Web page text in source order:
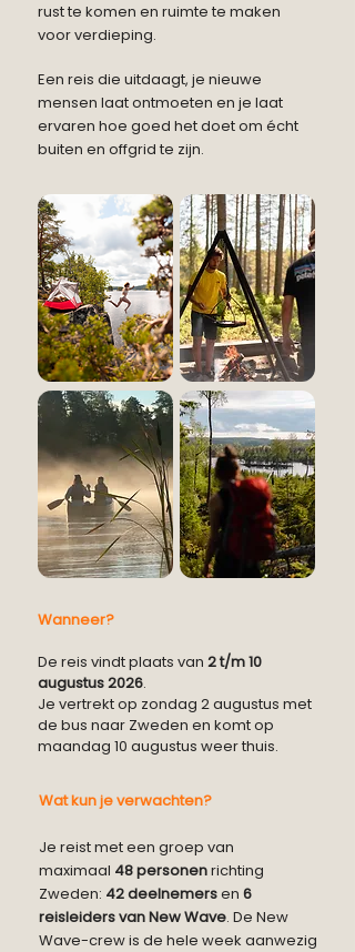
rust te komen en ruimte te maken
voor verdieping.
Een reis die uitdaagt, je nieuwe
mensen laat ontmoeten en je laat
ervaren hoe goed het doet om écht
buiten en offgrid te zijn.
Wanneer?
De reis vindt plaats van 2 t/m 10
augustus 2026.
Je vertrekt op zondag 2 augustus met
de bus naar Zweden en komt op
maandag 10 augustus weer thuis.
Wat kun je verwachten?
Je reist met een groep van
maximaal 48 personenrichting
Zweden: 42 deelnemersen 6
reisleiders van New Wave. De New
Wave-crew is de hele week aanwezig